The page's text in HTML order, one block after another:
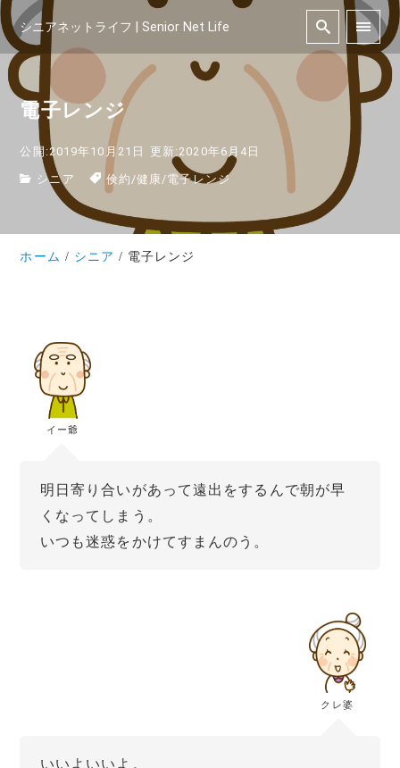
シニアネットライフ | Senior Net Life
電子レンジ
公開:2019年10月21日 更新:2020年6月4日
シニア 倹約 /健康 /電子レンジ
ホーム シニア 電子レンジ
イー爺
明日寄り合いがあって遠出をするんで朝が早
くなってしまう。
いつも迷惑をかけてすまんのう。
クレ婆
いいよいいよ。